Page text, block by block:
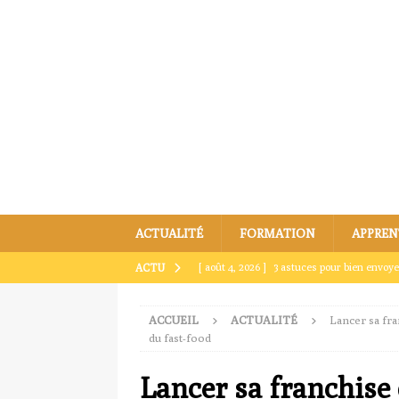
ACTUALITÉ FORMATION
ACTU [ août 4, 2026 ] 3 astuces pour bien
[ juillet 27, 2026 ] Comment envoyer par
[ août 8, 2026 ] Envoyer un dossier par
ACCUEIL ACTUALITÉ
Lancer sa
du fast-food
Lancer sa